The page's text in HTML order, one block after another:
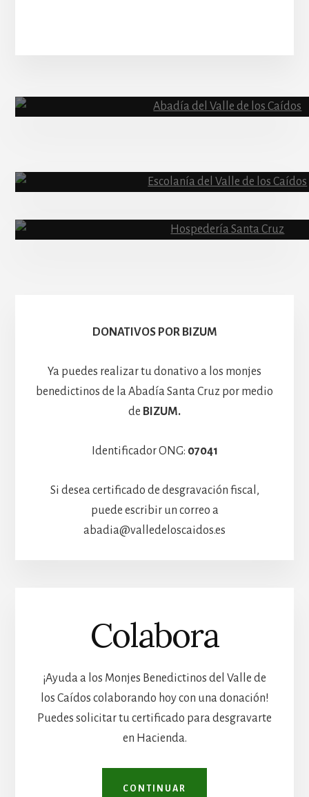
Content
Hospedería
DONATIVOS POR BIZUM
Ya puedes realizar tu donativo a los monjes
benedictinos de la Abadía Santa Cruz por medio
de BIZUM.
Identificador ONG: 07041
Si desea certificado de desgravación fiscal,
puede escribir un correo a
abadia@valledeloscaidos.es
Colabora
¡Ayuda a los Monjes Benedictinos del Valle de
los Caídos colaborando hoy con una donación!
Puedes solicitar tu certificado para desgravarte
en Hacienda.
CONTINUAR